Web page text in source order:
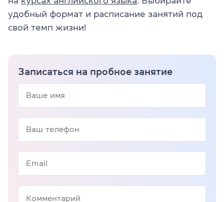
удобный формат и расписание занятий под
свой темп жизни!
Записаться на пробное занятие